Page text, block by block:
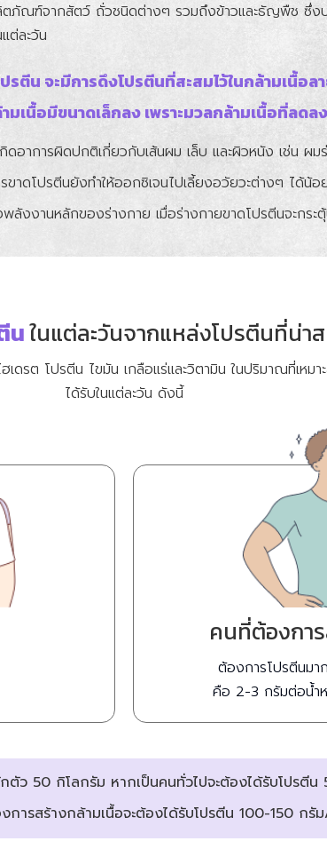
ตภัณฑ์จากสัตว์ ถั่วชนิดต่างๆ รวมถึงข้าวและธัญพืช ซึ่ง
ต่ละวัน
รตีน จะมีการดึงโปรตีนที่สะสมไว้ในกล้ามเนื้อล
มเนื้อมีขนาดเล็กลง เพราะมวลกล้ามเนื้อที่ลดล
กิดอาการผิดปกติเกี่ยวกับเส้นผม เล็บ และผิวหนัง เช่น
ขาดโปรตีนยังทำให้ออกซิเจนไปเลี้ยงอวัยวะต่างๆ ได้น้
งงานหลักของร่างกาย เมื่อร่างกายขาดโปรตีนจะกระ
นในแต่ละวันจากแหล่งโปรตีนที่น่า
ดรต โปรตีน ไขมัน เกลือแร่และวิตามิน ในปริมาณที่เห
ได้รับในแต่ละวัน ดังนี้
คนที่ต้องกา
ต้องการโปรตีนมา
คือ 2-3 กรัมต่อน้ำ
ตัว 50 กิโลกรัม หากเป็นคนทั่วไปจะต้องได้รับโปรตี
การสร้างกล้ามเนื้อจะต้องได้รับโปรตีน 100-150 กรั